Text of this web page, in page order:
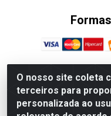
O nosso site coleta
terceiros para
personalizada ao
Jumbo Alimentos
Santos Dumont,